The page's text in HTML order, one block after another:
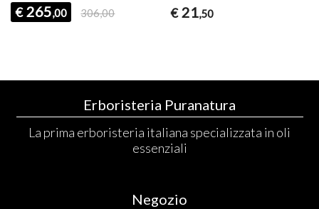
€ 265,00 306,00
€ 21,50
Erboristeria Puranatura
La prima erboristeria italiana specializzata in oli
essenziali
Negozio